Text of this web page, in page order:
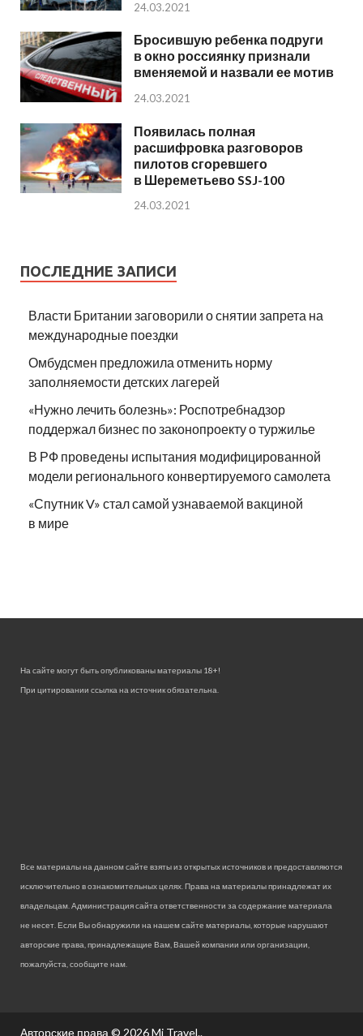
24.03.2021
Бросившую ребенка подруги
в окно россиянку признали
вменяемой и назвали ее мотив
24.03.2021
Появилась полная
расшифровка разговоров
пилотов сгоревшего
в Шереметьево SSJ-100
24.03.2021
ПОСЛЕДНИЕ ЗАПИСИ
Власти Британии заговорили о снятии запрета на
международные поездки
Омбудсмен предложила отменить норму
заполняемости детских лагерей
«Нужно лечить болезнь»: Роспотребнадзор
поддержал бизнес по законопроекту о туржилье
В РФ проведены испытания модифицированной
модели регионального конвертируемого самолета
«Спутник V» стал самой узнаваемой вакциной
в мире
На сайте могут быть опубликованы материалы 18+!
При цитировании ссылка на источник обязательна.
Все материалы на данном сайте взяты из открытых источников и предоставляются
исключительно в ознакомительных целях. Права на материалы принадлежат их
владельцам. Администрация сайта ответственности за содержание материала
не несет. Если Вы обнаружили на нашем сайте материалы, которые нарушают
авторские права, принадлежащие Вам, Вашей компании или организации,
пожалуйста, сообщите нам.
Авторские права © 2026Mi Travel..